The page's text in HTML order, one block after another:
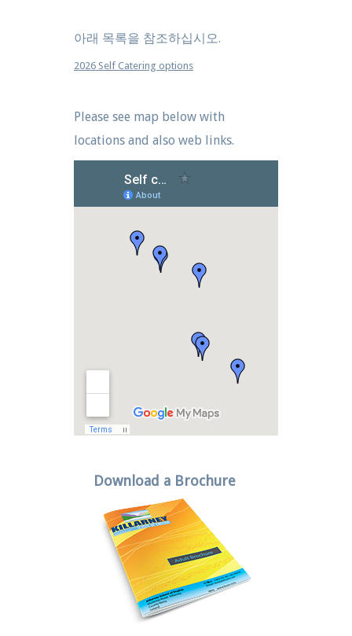
아래 목록을 참조하십시오.
2026 Self Catering options
Please see map below with
locations and also web links.
Download a Brochure